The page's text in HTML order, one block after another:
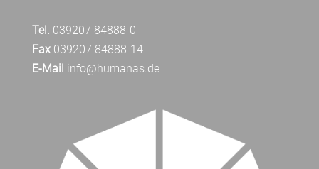
Tel. 039207 84888-0
Fax039207 84888-14
E-Mail info@humanas.de